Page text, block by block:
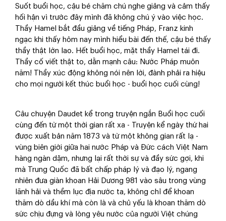
Suốt buổi học, cậu bé chăm chú nghe giảng và cảm thấy
hối hận vì trước đây mình đã không chú ý vào việc học.
Thầy Hamel bắt đầu giảng về tiếng Pháp, Franz kinh
ngạc khi thấy hôm nay mình hiểu bài đến thế, cậu bé thấy
thầy thật lớn lao. Hết buổi học, mặt thầy Hamel tái đi.
Thầy cố viết thật to, dằn mạnh câu: Nước Pháp muôn
năm! Thầy xúc động không nói nên lời, đành phải ra hiệu
cho mọi người kết thúc buổi học - buổi học cuối cùng!
Câu chuyện Daudet kể trong truyện ngắn Buổi học cuối
cùng đến từ một thời gian rất xa - Truyện kể ngày thứ hai
được xuất bản năm 1873 và từ một không gian rất lạ -
vùng biên giới giữa hai nước Pháp và Đức cách Việt Nam
hàng ngàn dặm, nhưng lại rất thời sự và đầy sức gợi, khi
mà Trung Quốc đã bất chấp pháp lý và đạo lý, ngang
nhiên đưa giàn khoan Hải Dương 981 vào sâu trong vùng
lãnh hải và thềm lục địa nước ta, không chỉ để khoan
thăm dò dầu khí mà còn là và chủ yếu là khoan thăm dò
sức chịu đựng và lòng yêu nước của người Việt chúng